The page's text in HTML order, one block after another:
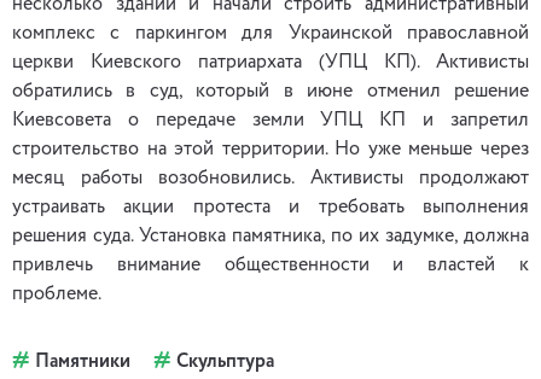
несколько зданий и начали строить административный
комплекс с паркингом для Украинской православной
церкви Киевского патриархата (УПЦ КП). Активисты
обратились в суд, который в июне отменил решение
Киевсовета о передаче земли УПЦ КП и запретил
строительство на этой территории. Но уже меньше через
месяц работы возобновились. Активисты продолжают
устраивать акции протеста и требовать выполнения
решения суда. Установка памятника, по их задумке, должна
привлечь внимание общественности и властей к
проблеме.
Памятники Скульптура